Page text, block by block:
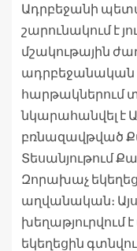
Ադրբեջանի
շարունակում է
մշակութային
ադրբեջանական
հարթակներում
նկարահանվել է
բռնազավթված
Տեսանյութում
Զորախաչ
աղվանական։
խեղաթյուրվում
եկեղեցին